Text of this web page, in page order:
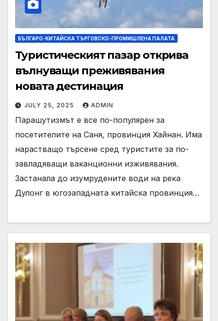
БЪЛГАРО-КИТАЙСКА ТЪРГОВСКО-ПРОМИШЛЕНА ПАЛАТА
Туристическият пазар открива
вълнуващи преживявания
новата дестинация
JULY 25, 2025 ADMIN
Парашутизмът е все по-популярен за
посетителите на Саня, провинция Хайнан. Има
нарастващо търсене сред туристите за по-
завладяващи ваканционни изживявания.
Застанала до изумрудените води на река
Дулонг в югозападната китайска провинция…